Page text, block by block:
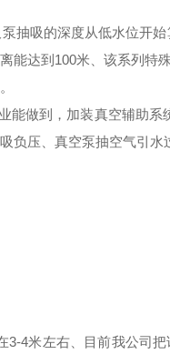
抽吸的深度从低水位开
达到100米、该系列
做到，加装真空辅助
压、真空泵抽空气引
4米左右、目前我公司